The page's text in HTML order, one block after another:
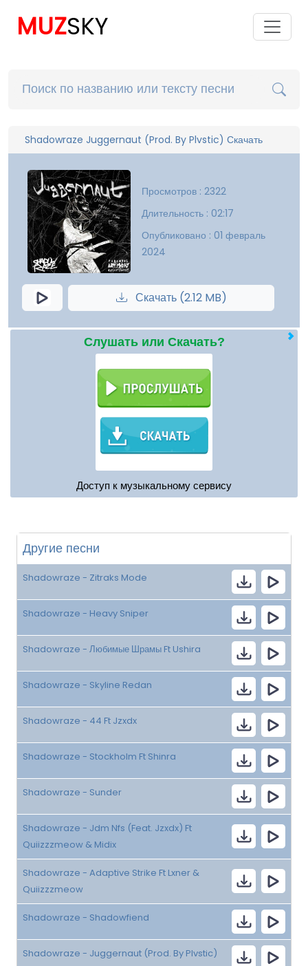
MUZSKY
Shadowraze Juggernaut (Prod. By Plvstic) Скачать
Просмотров : 2322
Длительность : 02:17
Опубликовано : 01 февраль
2024
Скачать (2.12 MB)
Слушать или Скачать?
Доступ к музыкальному сервису
Другие песни
Shadowraze - Zitraks Mode
Shadowraze - Heavy Sniper
Shadowraze - Любимые Шрамы Ft Ushira
Shadowraze - Skyline Redan
Shadowraze - 44 Ft Jzxdx
Shadowraze - Stockholm Ft Shinra
Shadowraze - Sunder
Shadowraze - Jdm Nfs (Feat. Jzxdx) Ft
Quiizzzmeow & Midix
Shadowraze - Adaptive Strike Ft Lxner &
Quiizzzmeow
Shadowraze - Shadowfiend
Shadowraze - Juggernaut (Prod. By Plvstic)